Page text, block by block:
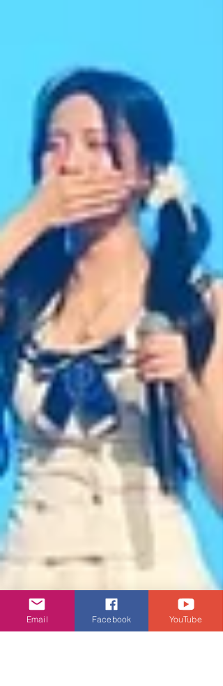
Email Facebook YouTube